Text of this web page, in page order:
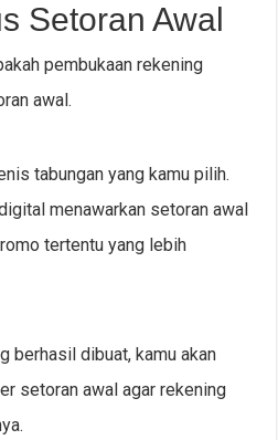
Setoran Awal
pembukaan rekening
awal.
tabungan yang kamu pilih.
menawarkan setoran awal
tertentu yang lebih
berhasil dibuat, kamu akan
setoran awal agar rekening